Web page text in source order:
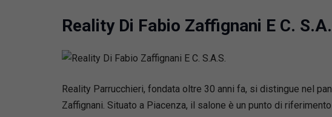
Reality Di Fabio Zaffignani E C.
Reality Parrucchieri, fondata oltre 30 anni fa, si distingue nel
Zaffignani. Situato a Piacenza, il salone è un punto di